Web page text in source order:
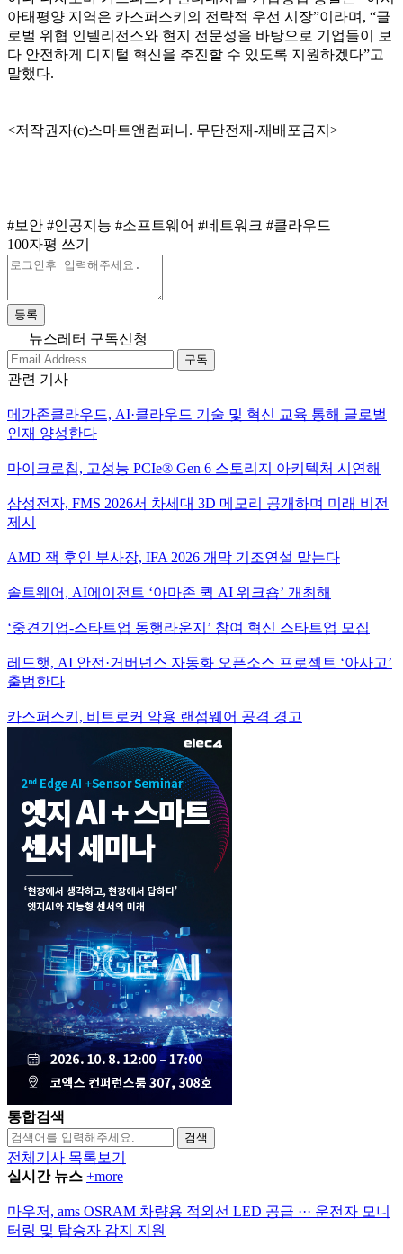
아태평양 지역은 카스퍼스키의 전략적 우선 시장”이라며, “글
로벌 위협 인텔리전스와 현지 전문성을 바탕으로 기업들이 보
다 안전하게 디지털 혁신을 추진할 수 있도록 지원하겠다”고
말했다.
<저작권자(c)스마트앤컴퍼니. 무단전재-재배포금지>
#보안 #인공지능 #소프트웨어 #네트워크 #클라우드
100자평 쓰기
등록
뉴스레터 구독신청
구독
관련 기사
메가존클라우드, AI·클라우드 기술 및 혁신 교육 통해 글로벌
인재 양성한다
마이크로칩, 고성능 PCIe® Gen 6 스토리지 아키텍처 시연해
삼성전자, FMS 2026서 차세대 3D 메모리 공개하며 미래 비전
제시
AMD 잭 후인 부사장, IFA 2026 개막 기조연설 맡는다
솔트웨어, AI에이전트 ‘아마존 퀵 AI 워크숍’ 개최해
‘중견기업-스타트업 동행라운지’ 참여 혁신 스타트업 모집
레드햇, AI 안전·거버넌스 자동화 오픈소스 프로젝트 ‘아사고’
출범한다
카스퍼스키, 비트로커 악용 랜섬웨어 공격 경고
통합검색
검색
전체기사 목록보기
실시간 뉴스 +more
마우저, ams OSRAM 차량용 적외선 LED 공급 ··· 운전자 모니
터링 및 탑승자 감지 지원